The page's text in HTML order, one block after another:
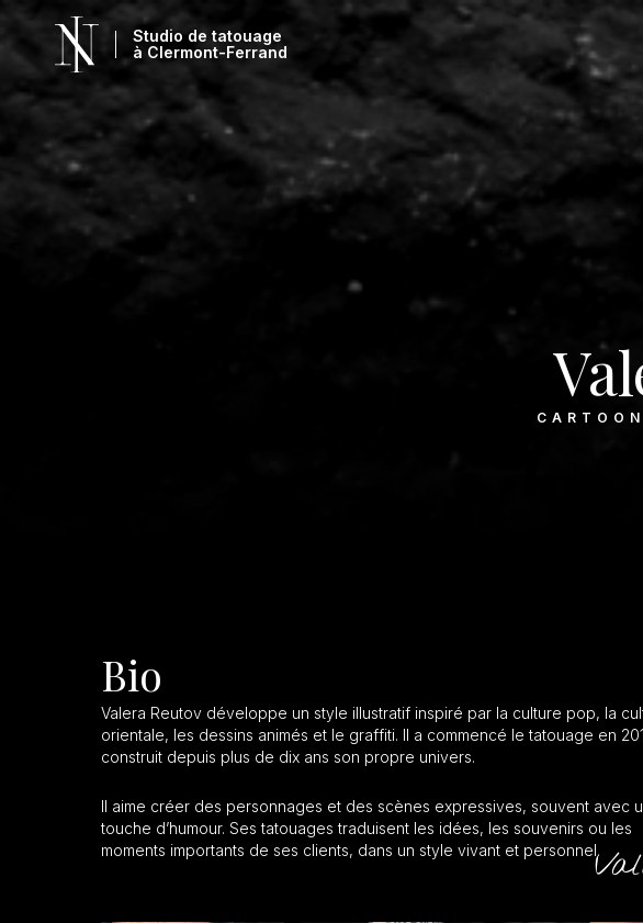
Studio de tatouage
à Clermont-Ferrand
Bio
Valera Reutov développe un style illustratif inspiré par la culture pop, la
orientale, les dessins animés et le graffiti. Il a commencé le tatouage en
construit depuis plus de dix ans son propre univers.
Il aime créer des personnages et des scènes expressives, souvent avec
touche d’humour. Ses tatouages traduisent les idées, les souvenirs ou les
moments importants de ses clients, dans un style vivant et personnel.